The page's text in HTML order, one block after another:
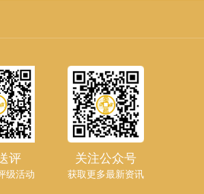
评
级活动
关注公众号
获取更多最新资讯